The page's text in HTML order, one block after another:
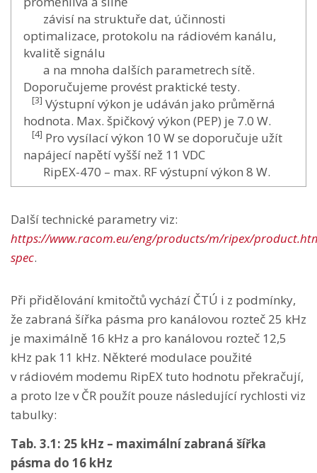
závisí na struktuře dat, účinnosti
optimalizace, protokolu na rádiovém kanálu,
kvalitě signálu
a na mnoha dalších parametrech sítě.
Doporučujeme provést praktické testy.
[3] Výstupní výkon je udáván jako průměrná
hodnota. Max. špičkový výkon (PEP) je 7.0 W.
[4] Pro vysílací výkon 10 W se doporučuje užít
napájecí napětí vyšší než 11 VDC
RipEX-470 – max. RF výstupní výkon 8 W.
Další technické parametry viz:
https://www.racom.eu/eng/products/m/ripex/
spec.
Při přidělování kmitočtů vychází ČTÚ i z podmínky,
že zabraná šířka pásma pro kanálovou rozteč 25 kHz
je maximálně 16 kHz a pro kanálovou rozteč 12,5
kHz pak 11 kHz. Některé modulace použité
v rádiovém modemu RipEX tuto hodnotu překračují,
a proto lze v ČR použít pouze následující rychlosti viz
tabulky:
Tab. 3.1: 25 kHz – maximální zabraná šířka
pásma do 16 kHz